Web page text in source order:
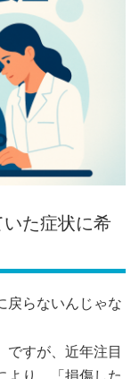
いた症状に希
戻らないんじゃな
ですが、近年注目
より、「損傷した